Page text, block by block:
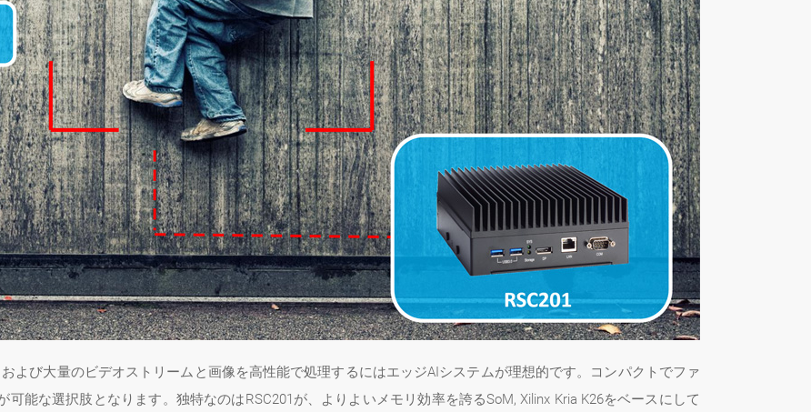
よび大量のビデオストリームと画像を高性能で処理するにはエッジAIシステムが理想的です。コンパクトでファ
能な選択肢となります。独特なのはRSC201が、よりよいメモリ効率を誇るSoM, Xilinx Kria K26をベースにして